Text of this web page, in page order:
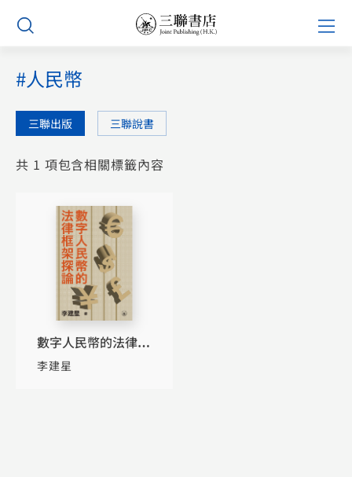
Skip
content
#人民幣
三聯出版 三聯說書
共 1 項包含相關標籤內容
數字人民幣的法律框
架探論
李建星